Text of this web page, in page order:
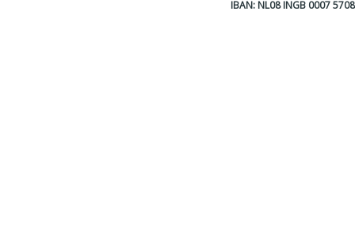
IBAN: NL08 INGB 0007